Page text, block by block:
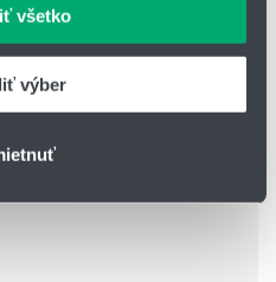
všetko
výber